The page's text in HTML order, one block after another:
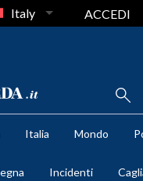
Italy ACCEDI
Italia Mondo
Incidenti